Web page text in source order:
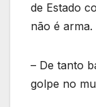
de Estado
não é arma.
– De tanto
golpe no